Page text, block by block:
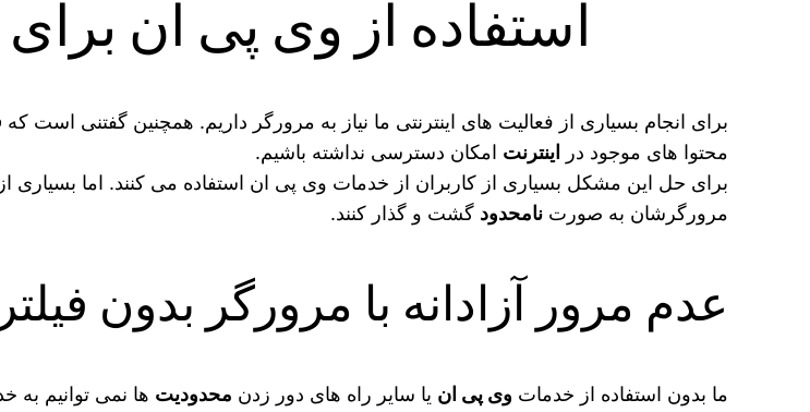
استفاده از وی پی ان
برای انجام بسیاری از فعالیت های اینترنتی ما نیاز به مرورگر داریم. همچنین گفتنی است که
محتوا های موجود در
اینترنت امکان دسترسی نداشته باشیم.
برای حل این مشکل بسیاری از کاربران از خدمات وی پی ان استفاده می کنند. اما بسیاری از
مرورگرشان به صورتنامحدود گشت و گذار کنند.
عدم مرور آزادانه با مرورگر بدون
ما بدون استفاده از خدمات وی پی ان یا سایر راه‌ های دور زدن محدودیت‌ ها نمی توانیم